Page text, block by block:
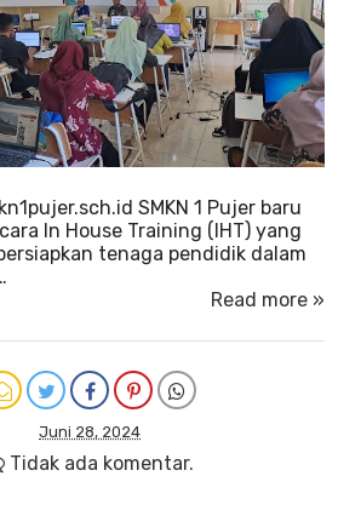
SMKN 1 Pujer baru
In House Training (IHT) yang
tenaga pendidik dalam
Read more »
Juni 28, 2024
Tidak ada komentar.